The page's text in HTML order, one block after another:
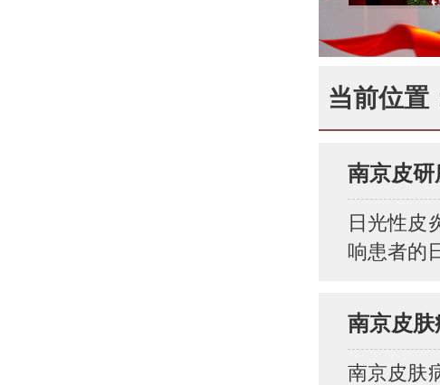
当前位置
南京皮
日光性皮
响患者的
南京皮
南京皮肤